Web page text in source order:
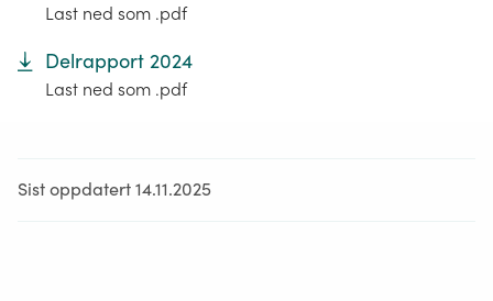
Last ned som .pdf
Delrapport 2024
Last ned som .pdf
Sist oppdatert 14.11.2025